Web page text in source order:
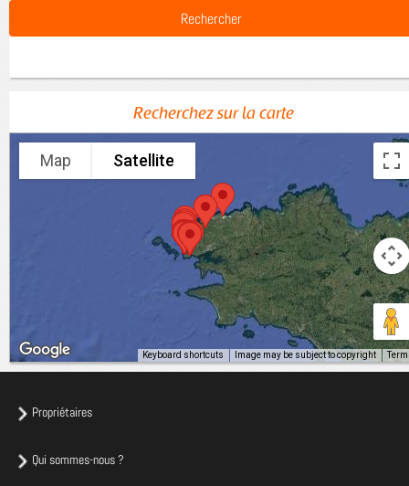
Recherchez sur la carte
Map Satellite
Keyboard shortcuts Image may be subject to copyright
Propriétaires
Qui sommes-nous ?